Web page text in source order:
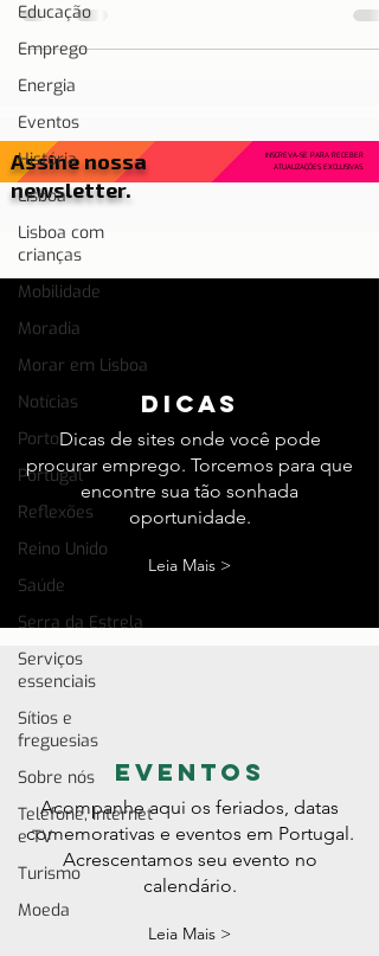
Educação
Emprego
Energia
Eventos
História
Lisboa
Lisboa com
crianças
Mobilidade
Moradia
Morar em Lisboa
Notícias
Porto
Portugal
Reflexões
Reino Unido
Saúde
Serra da Estrela
Serviços
essenciais
Sítios e
freguesias
Sobre nós
Telefone, Internet
e TV
Turismo
Moeda
Assine nossa
newsletter.
INSCREVA-SE PARA RECEBER
ATUALIZAÇÕES EXCLUSIVAS.
dicas
Dicas de sites onde você pode
procurar emprego. Torcemos para que
encontre sua tão sonhada
oportunidade.
Leia Mais >
eventos
Acompanhe aqui os feriados, datas
comemorativas e eventos em Portugal.
Acrescentamos seu evento no
calendário.
Leia Mais >